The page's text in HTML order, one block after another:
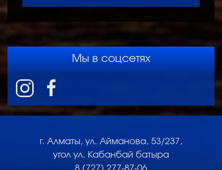
Мы в соцсетях
г. Алматы, ул. Айманова, 53/237,
угол ул. Кабанбай батыра